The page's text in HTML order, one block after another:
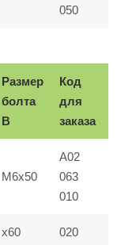
050
Размер
болта
B
Код
для
заказа
M6x50
A02
063
010
x60 020